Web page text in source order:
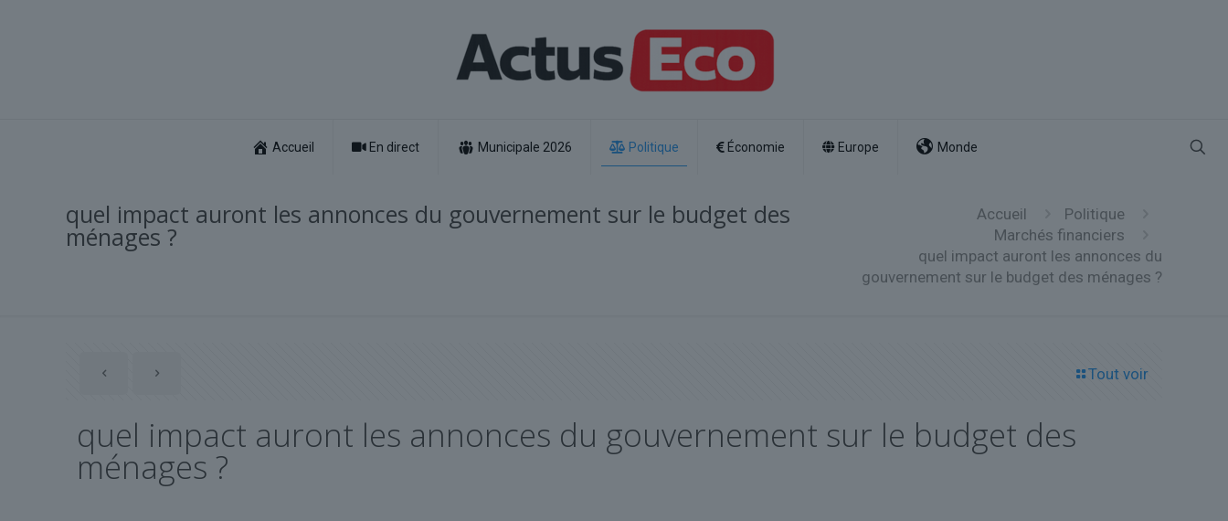
Accueil En direct Municipale 2026 Politique Économie Europe Monde
quel impact auront les annonces du gouvernement sur le budget des
ménages ?
Accueil
Politique
Marchés financiers
quel impact auront les annonces du
gouvernement sur le budget des ménages ?
Tout voir
quel impact auront les annonces du gouvernement sur le budget des
ménages ?